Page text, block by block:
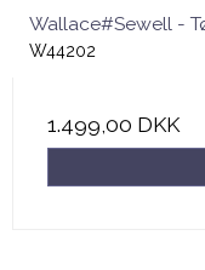
Wallace#Sewell -
W44202
1.499,00 DKK